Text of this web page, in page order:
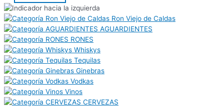
Ron Viejo de Caldas
AGUARDIENTES
RONES
Whiskys
Tequilas
Ginebras
Vodkas
Vinos
CERVEZAS